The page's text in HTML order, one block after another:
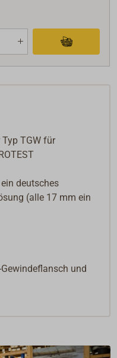
TGW für
deutsches
(alle 17 mm ein
und